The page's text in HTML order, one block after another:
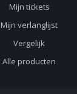
Mijn tickets
Mijn verlanglijst
Vergelijk
Alle producten